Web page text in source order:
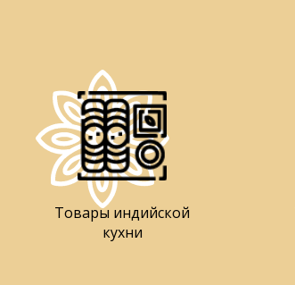
Товары индийской
кухни